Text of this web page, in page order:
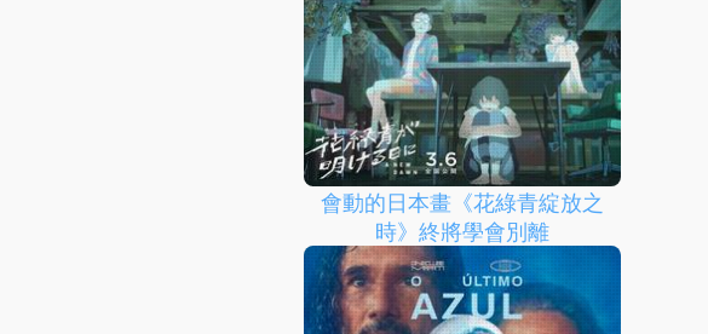
會動的日本畫《花綠青綻放之
時》終將學會別離